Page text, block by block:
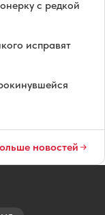
с редкой
исправят
новостей